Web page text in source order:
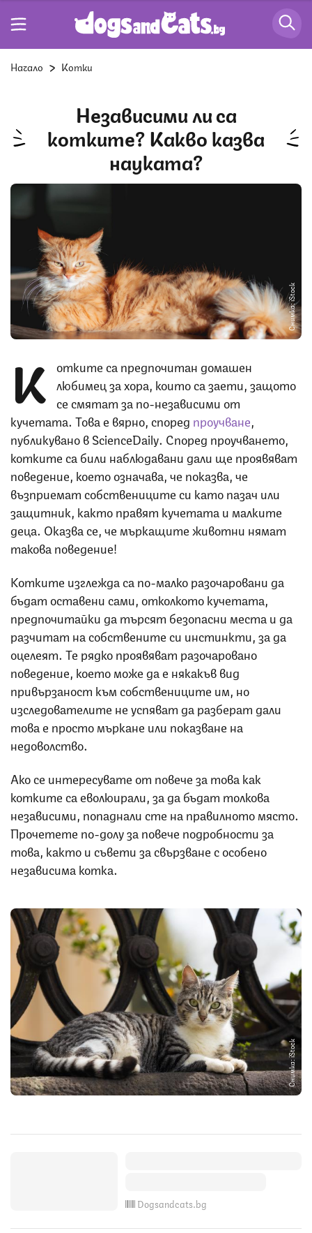
Начало Котки
Независими ли са
котките? Какво казва
науката?
Снимка: iStock
К отките са предпочитан домашен
любимец за хора, които са заети, защото
се смятат за по-независими от
кучетата. Това е вярно, според проучване
публикувано в ScienceDaily. Според проучването,
котките са били наблюдавани дали ще проявяват
поведение, което означава, че показва, че
възприемат собствениците си като пазач или
защитник, както правят кучетата и малките
деца. Оказва се, че мъркащите животни нямат
такова поведение!
Котките изглежда са по-малко разочаровани да
бъдат оставени сами, отколкото кучетата,
предпочитайки да търсят безопасни места и да
разчитат на собствените си инстинкти, за да
оцелеят. Те рядко проявяват разочаровано
поведение, което може да е някакъв вид
привързаност към собствениците им, но
изследователите не успяват да разберат дали
това е просто мъркане или показване на
недоволство.
Ако се интересувате от повече за това как
котките са еволюирали, за да бъдат толкова
независими, попаднали сте на правилното място.
Прочетете по-долу за повече подробности за
това, както и съвети за свързване с особено
независима котка.
Снимка: iStock
Dogsandcats.bg